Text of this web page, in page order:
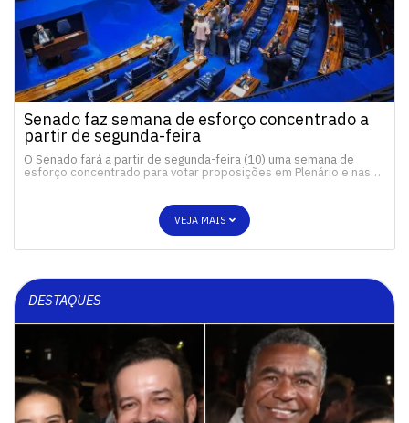
Senado faz semana de esforço concentrado a
partir de segunda-feira
O Senado fará a partir de segunda-feira (10) uma semana de
esforço concentrado para votar proposições em Plenário e nas…
VEJA MAIS
DESTAQUES